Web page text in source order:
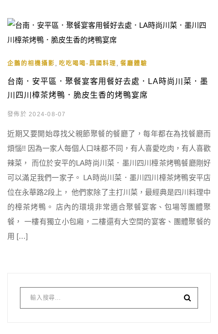
企鵝的相機攝影 吃吃喝喝-異國料理 餐廳體驗
台南．安平區．聚餐宴客用餐好去處．LA時尚川菜．墨
川四川樟茶烤鴨．脆皮生香的烤鴨宴席
發佈於 2024-08-07
近期又要開始尋找父親節聚餐的餐廳了，每年都在為找餐廳而
煩惱!! 因為一家人每個人口味都不同，有人喜愛吃肉，有人喜歡
辣菜， 而位於安平的LA時尚川菜．墨川四川樟茶烤鴨餐廳剛好
可以滿足我們一家子。 LA時尚川菜．墨川四川樟茶烤鴨安平店
位在永華路2段上， 他們家除了主打川菜，最經典是四川料理中
的樟茶烤鴨。 店內的環境非常適合聚餐宴客、包場等團體聚
餐， 一樓有獨立小包廂，二樓還有大空間的宴客、團體聚餐的
用 […]